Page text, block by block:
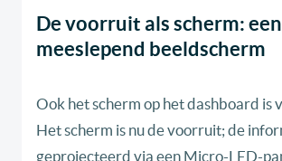
De voorruit als scherm:
meeslepend beeldscherm
Ook het scherm op het dashboard is
Het scherm is nu de voorruit; de
geprojecteerd via een Micro-LED-